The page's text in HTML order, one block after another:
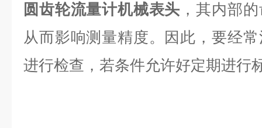
圆齿轮流量计机械表头 ，其内部
从而影响测量精度。因此，要经
进行检查，若条件允许好定期进行